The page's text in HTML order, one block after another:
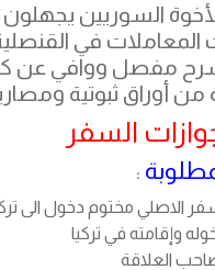
السوريين
المعاملات في
شرح مفصل ووافي عن
من أوراق ثبوتية
:
الاصلي مختوم دخول الى
وإقامته في تركيا
العلاقة